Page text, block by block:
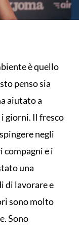
è quello
penso sia
aiutato a
giorni. Il fresco
negli
e i
una
di lavorare e
sono molto
Sono